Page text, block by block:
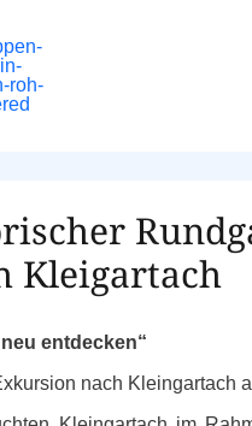
Kleigartach
entdecken“
nach Kleingartach